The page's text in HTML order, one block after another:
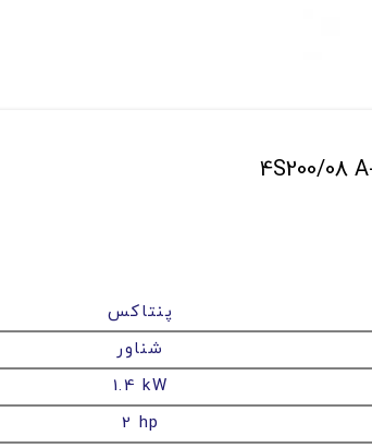
پنتاکس
شناور
1.4 kW
2 hp